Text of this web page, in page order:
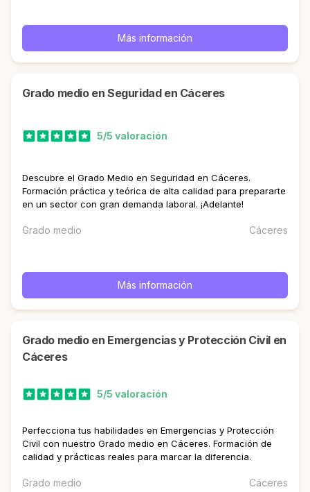
Más información
Grado medio en Seguridad en Cáceres
5/5 valoración
Descubre el Grado Medio en Seguridad en Cáceres.
Formación práctica y teórica de alta calidad para prepararte
en un sector con gran demanda laboral. ¡Adelante!
Grado medio Cáceres
Más información
Grado medio en Emergencias y Protección Civil en
Cáceres
5/5 valoración
Perfecciona tus habilidades en Emergencias y Protección
Civil con nuestro Grado medio en Cáceres. Formación de
calidad y prácticas reales para marcar la diferencia.
Grado medio Cáceres